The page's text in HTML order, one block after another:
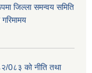
जिल्ला समन्वय समिति
0८३ को नीति तथा